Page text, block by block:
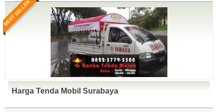
BEST SELLER
Harga Tenda Mobil Surabaya